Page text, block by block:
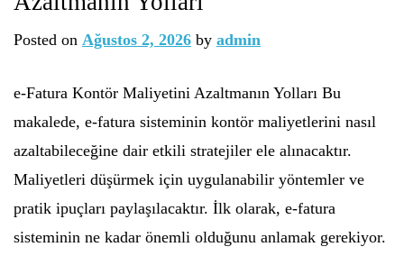
Posted on Ağustos 2, 2026 by admin
e-Fatura Kontör Maliyetini Azaltmanın Yolları Bu
makalede, e-fatura sisteminin kontör maliyetlerini nasıl
azaltabileceğine dair etkili stratejiler ele alınacaktır.
Maliyetleri düşürmek için uygulanabilir yöntemler ve
pratik ipuçları paylaşılacaktır. İlk olarak, e-fatura
sisteminin ne kadar önemli olduğunu anlamak gerekiyor.